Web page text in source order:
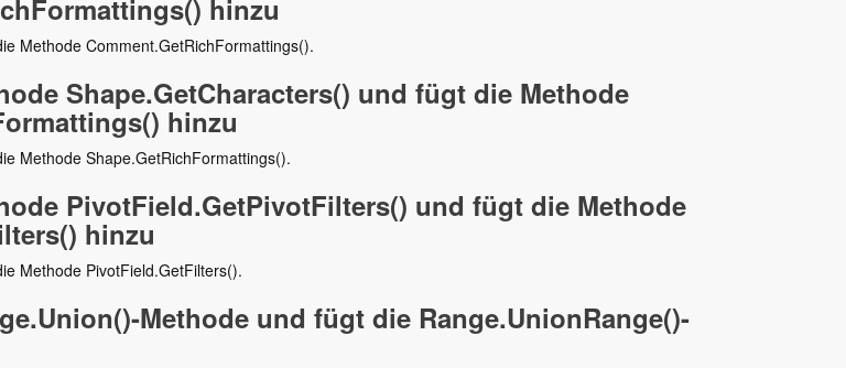
hinzu
Methode Comment.GetRichFormattings().
Shape.GetCharacters() und fügt die Methode
hinzu
Methode Shape.GetRichFormattings().
PivotField.GetPivotFilters() und fügt die Methode
hinzu
Methode PivotField.GetFilters().
Methode und fügt die Range.UnionRange()-